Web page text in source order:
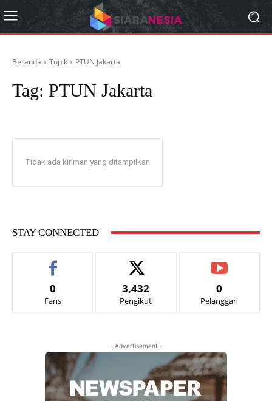
Beranda Topik PTUN Jakarta
Tag: PTUN Jakarta
Tidak ada kiriman yang ditampilkan
STAY CONNECTED
0
Fans
3,432
Pengikut
0
Pelanggan
- Advertisement -